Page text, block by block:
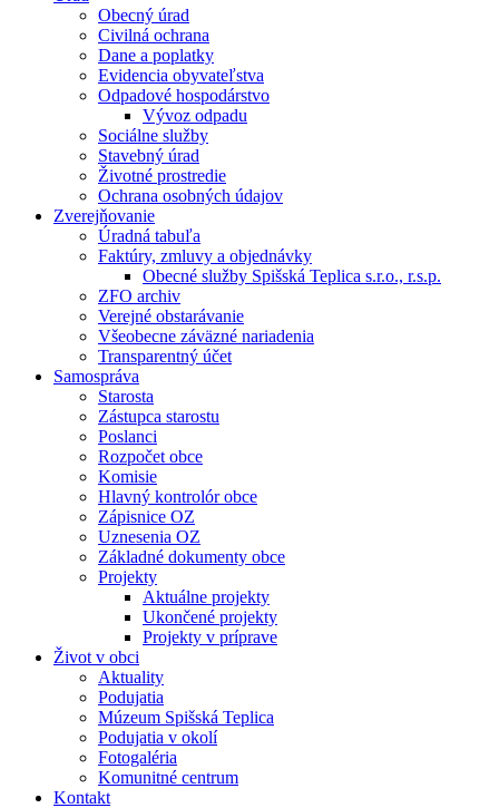
Obecný úrad
Civilná ochrana
Dane a poplatky
Evidencia obyvateľstva
Odpadové hospodárstvo
Vývoz odpadu
Sociálne služby
Stavebný úrad
Životné prostredie
Ochrana osobných údajov
Zverejňovanie
Úradná tabuľa
Faktúry, zmluvy a objednávky
Obecné služby Spišská Teplica s.r.o., r.s.p.
ZFO archiv
Verejné obstarávanie
Všeobecne záväzné nariadenia
Transparentný účet
Samospráva
Starosta
Zástupca starostu
Poslanci
Rozpočet obce
Komisie
Hlavný kontrolór obce
Zápisnice OZ
Uznesenia OZ
Základné dokumenty obce
Projekty
Aktuálne projekty
Ukončené projekty
Projekty v príprave
Život v obci
Aktuality
Podujatia
Múzeum Spišská Teplica
Podujatia v okolí
Fotogaléria
Komunitné centrum
Kontakt